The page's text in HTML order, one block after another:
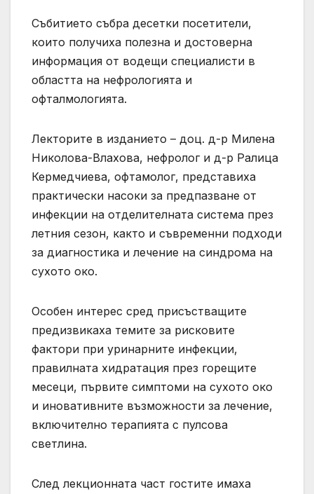
Събитието събра десетки посетители,
които получиха полезна и достоверна
информация от водещи специалисти в
областта на нефрологията и
офталмологията.
Лекторите в изданието – доц. д-р Милена
Николова-Влахова, нефролог и д-р Ралица
Кермедчиева, офтамолог, представиха
практически насоки за предпазване от
инфекции на отделителната система през
летния сезон, както и съвременни подходи
за диагностика и лечение на синдрома на
сухото око.
Особен интерес сред присъстващите
предизвикаха темите за рисковите
фактори при уринарните инфекции,
правилната хидратация през горещите
месеци, първите симптоми на сухото око
и иновативните възможности за лечение,
включително терапията с пулсова
светлина.
След лекционната част гостите имаха